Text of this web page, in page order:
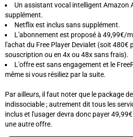
Un assistant vocal intelligent Amazon
supplément.
Netflix est inclus sans supplément.
L'abonnement est proposé à 49,99€/
l'achat du Free Player Devialet (soit 480€
souscription ou en 4x ou 48x sans frais).
L'offre est sans engagement et le
même si vous résiliez par la suite.
Par ailleurs, il faut noter que le package
indissociable ; autrement dit tous les
inclus et l'usager devra donc payer
une autre offre.